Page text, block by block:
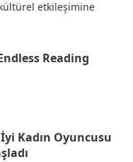
etkileşimine
Reading
İyi Kadın Oyuncusu